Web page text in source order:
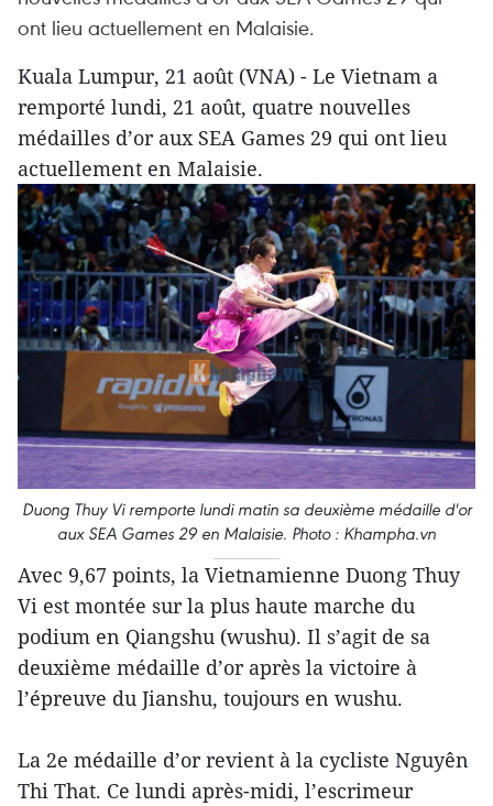
ont lieu actuellement en Malaisie.
Kuala Lumpur, 21 août (VNA) - Le Vietnam a
remporté lundi, 21 août, quatre nouvelles
médailles d’or aux SEA Games 29 qui ont lieu
actuellement en Malaisie.
Duong Thuy Vi remporte lundi matin sa deuxième médaille d'or
aux SEA Games 29 en Malaisie. Photo : Khampha.vn
Avec 9,67 points, la Vietnamienne Duong Thuy
Vi est montée sur la plus haute marche du
podium en Qiangshu (wushu). Il s’agit de sa
deuxième médaille d’or après la victoire à
l’épreuve du Jianshu, toujours en wushu.
La 2e médaille d’or revient à la cycliste Nguyên
Thi That. Ce lundi après-midi, l’escrimeur